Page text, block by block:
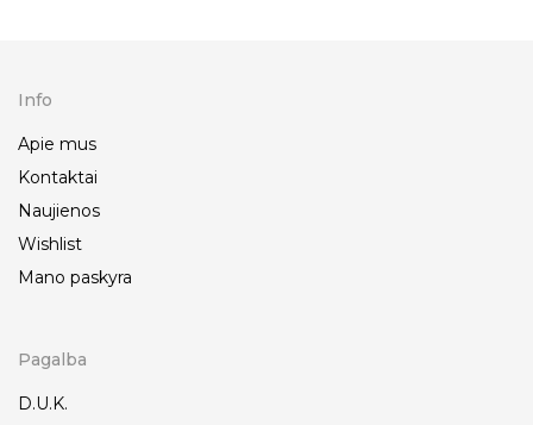
Info
Apie mus
Kontaktai
Naujienos
Wishlist
Mano paskyra
Pagalba
D.U.K.